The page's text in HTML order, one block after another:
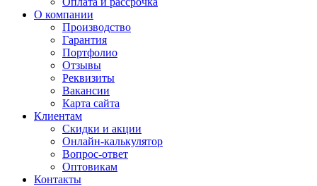
О компании
Производство
Гарантия
Портфолио
Отзывы
Реквизиты
Вакансии
Карта сайта
Клиентам
Скидки и акции
Онлайн-калькулятор
Вопрос-ответ
Оптовикам
Контакты